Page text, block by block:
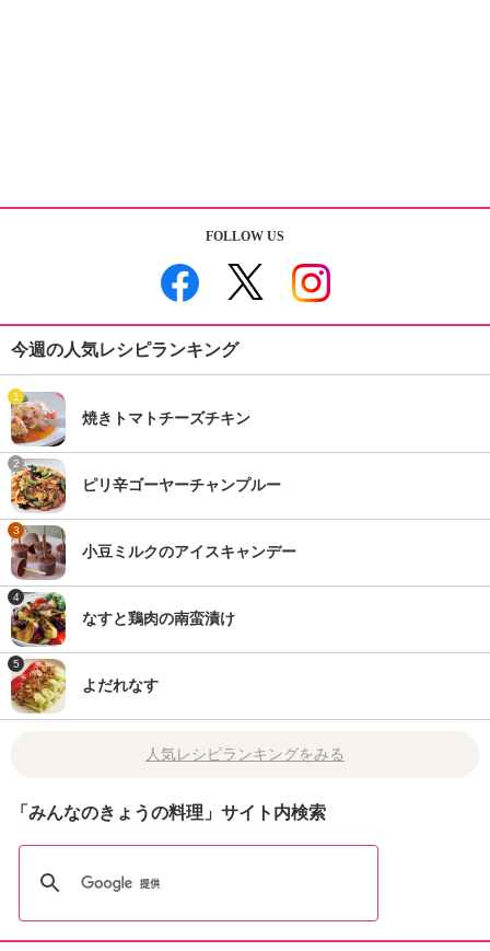
FOLLOW US
今週の人気レシピランキング
1
焼きトマトチーズチキン
2
ピリ辛ゴーヤーチャンプルー
3
小豆ミルクのアイスキャンデー
4
なすと鶏肉の南蛮漬け
5
よだれなす
人気レシピランキングをみる
「みんなのきょうの料理」サイト内検索